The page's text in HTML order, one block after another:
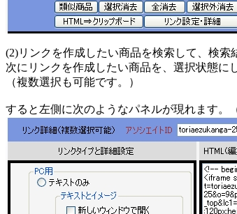
(2)リンクを作成したい商品を検索して、検索
次にリンクを作成したい商品を、選択状態に
（複数選択も可能です。）
すると左側に次のようなパネルが現れます。